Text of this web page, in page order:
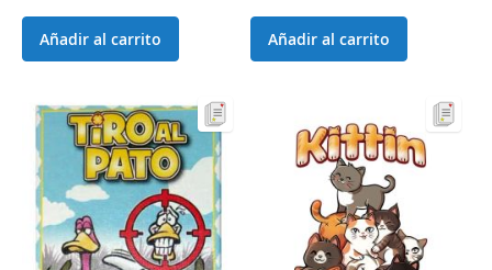
Añadir al carrito Añadir al carrito